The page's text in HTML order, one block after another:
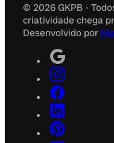
© 2026 GKPB -
criatividade chega
Desenvolvido por